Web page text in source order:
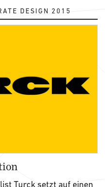
DESIGN 2015
Turck setzt auf einen